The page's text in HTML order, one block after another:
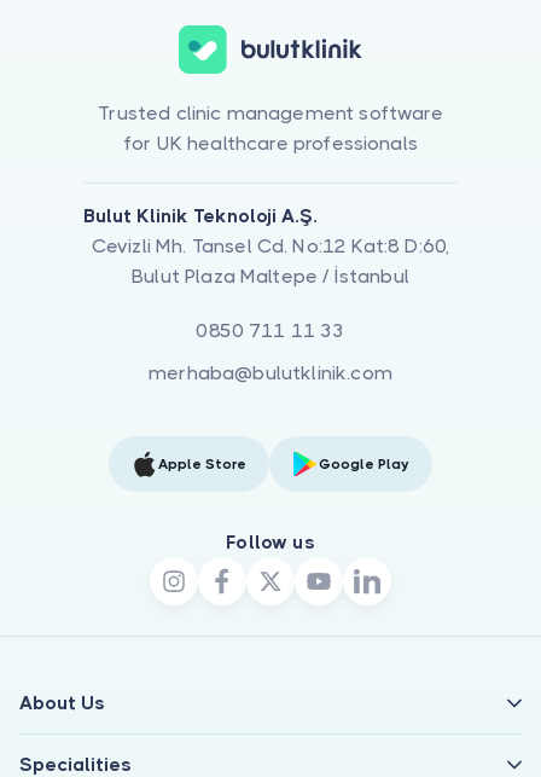
Trusted clinic management software
for UK healthcare professionals
Bulut Klinik Teknoloji A.Ş.
Cevizli Mh. Tansel Cd. No:12 Kat:8 D:60,
Bulut Plaza Maltepe / İstanbul
0850 711 11 33
merhaba@bulutklinik.com
Apple Store Google Play
Follow us
About Us
Specialities